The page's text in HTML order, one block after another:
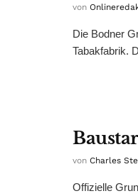
von
Die Bodner
Tabakfabrik.
von Charles
Offizielle